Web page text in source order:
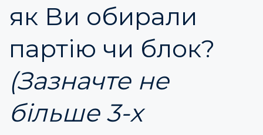
як Ви обирали
партію чи блок?
(Зазначтене
більше 3-х